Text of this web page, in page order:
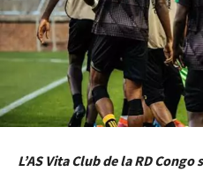
L’AS Vita Club de la RD Congo